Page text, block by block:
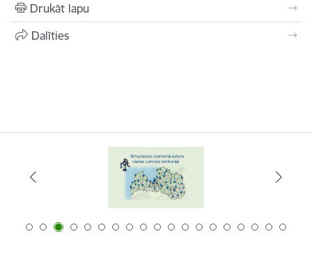
Drukāt lapu
Dalīties